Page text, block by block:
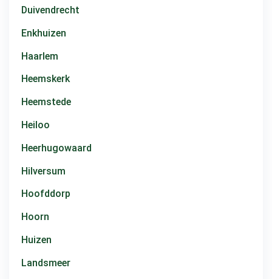
Duivendrecht
Enkhuizen
Haarlem
Heemskerk
Heemstede
Heiloo
Heerhugowaard
Hilversum
Hoofddorp
Hoorn
Huizen
Landsmeer